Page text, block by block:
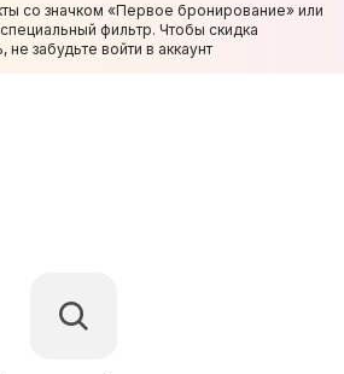
со значком «Первое бронирование» или
фильтр. Чтобы скидка
не забудьте войти в аккаунт